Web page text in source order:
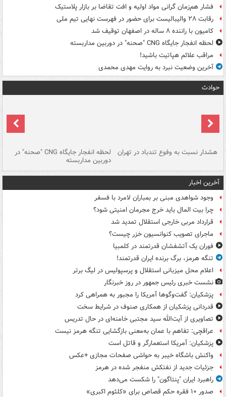
فشار هم‌زمان گرانی مواد اولیه و افت تقاضا بر بازار پلاستیک
رقابت ۲۸ والیبالیست برای حضور در فهرست نهایی تیم ملی
کامیون با راننده ۸ ساله در اصفهان توقیف شد
لحظه انفجار جایگاه CNG "صحنه" در دوربین مداربسته
مراقب علائم هپاتیت باشید!
آخرین وضعیت نبرد به روایت مهدی محمدی
حوادث
هشدار نسبت به وفوع تندباد در تهران لحظه انفجار جایگاه CNG "صحنه" در
دوربین مداربسته
آخرین اخبار
وجود شواهدی مبنی بر بمباران لامرد با فسفر
چرا بیت المال باید خرج مجرمان امنیتی شود؟
قرارداد مربی خارجی استقلال تمدید شد
ماجرای تصویب کنوانسیون خزر چیست؟
فوران یک آتشفشان قدرتمند در کلمبیا
تنگه هرمز، برگ برنده ایران قدرتمند!
اعلام محل میزبانی استقلال و پرسپولیس در لیگ برتر
نشست خبری رئیس جمهور در روز خبرنگار
پزشکیان: گفت‌وگوها آمریکا را مجبور به همراهی کرد
قدردانی پزشکیان از همکاری صنوف در شرایط سخت
تصاویری از آیت‌الله سید مجتبی خامنه‌ای در حال تدریس
عراقچی: تفاهم با عمان به‌معنی بازگشایی تنگه هرمز نیست
پزشکیان: آمریکا استعمارگر و قاتل است
واکنش باشگاه خیبر به حواشی صفحات مجازی +عکس
جزئیات جدید از نفتکش منفجر شده در هرمز
راهبرد ایران "پنتاگون" را شکست می‌دهد
صدور ۱۰ فقره حکم قصاص برای «کلثوم اکبری»